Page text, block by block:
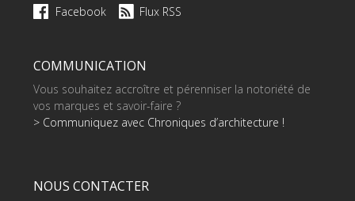
Facebook Flux RSS
COMMUNICATION
Vous souhaitez accroître et pérenniser la notoriété de
vos marques et savoir-faire ?
> Communiquez avec Chroniques d’architecture !
NOUS CONTACTER